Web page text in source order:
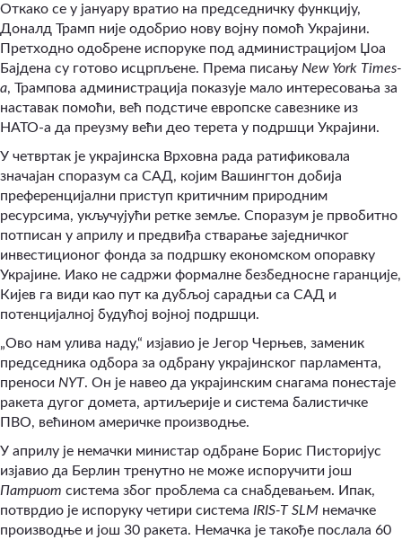
Откако се у јануару вратио на председничку функцију,
Доналд Трамп није одобрио нову војну помоћ Украјини.
Претходно одобрене испоруке под администрацијом Џоа
Бајдена су готово исцрпљене. Према писању New York Times-
а, Трампова администрација показује мало интересовања за
наставак помоћи, већ подстиче европске савезнике из
НАТО-а да преузму већи део терета у подршци Украјини.
У четвртак је украјинска Врховна рада ратификовала
значајан споразум са САД, којим Вашингтон добија
преференцијални приступ критичним природним
ресурсима, укључујући ретке земље. Споразум је првобитно
потписан у априлу и предвиђа стварање заједничког
инвестиционог фонда за подршку економском опоравку
Украјине. Иако не садржи формалне безбедносне гаранције,
Кијев га види као пут ка дубљој сарадњи са САД и
потенцијалној будућој војној подршци.
„Ово нам улива наду,“ изјавио је Јегор Черњев, заменик
председника одбора за одбрану украјинског парламента,
преноси NYT. Он је навео да украјинским снагама понестаје
ракета дугог домета, артиљерије и система балистичке
ПВО, већином америчке производње.
У априлу је немачки министар одбране Борис Писторијус
изјавио да Берлин тренутно не може испоручити још
Патриот система због проблема са снабдевањем. Ипак,
потврдио је испоруку четири система IRIS-T SLM немачке
производње и још 30 ракета. Немачка је такође послала 60